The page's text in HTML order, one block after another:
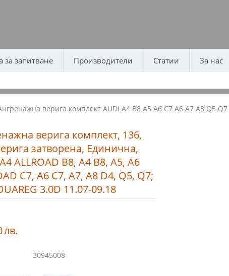
за запитване Производители Статии За нас
верига комплект AUDI A4 B8 A5 A6 C7 A6 A7 A8 Q5 Q7
верига комплект, 136,
затворена, Единична,
ALLROAD B8, A4 B8, A5, A6
C7, A6 C7, A7, A8 D4, Q5, Q7;
3.0D 11.07-09.18
лв.
30945008